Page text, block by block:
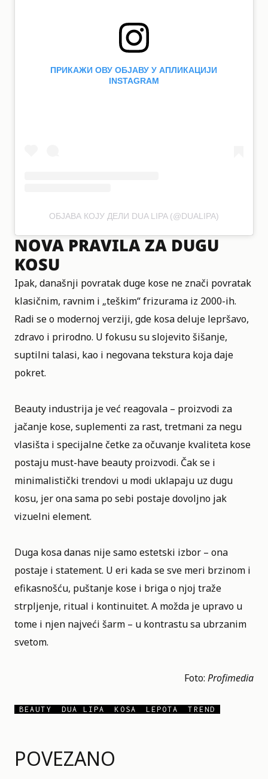
POVEZANO
ПРИКАЖИ ОВУ ОБЈАВУ У АПЛИКАЦИЈИ
INSTAGRAM
ОБЈАВА КОЈУ ДЕЛИ DUA LIPA (@DUALIPA)
NOVA PRAVILA ZA DUGU
KOSU
Ipak, današnji povratak duge kose ne znači povratak
klasičnim, ravnim i „teškim“ frizurama iz 2000-ih.
Radi se o modernoj verziji, gde kosa deluje lepršavo,
zdravo i prirodno. U fokusu su slojevito šišanje,
suptilni talasi, kao i negovana tekstura koja daje
pokret.
Beauty industrija je već reagovala – proizvodi za
jačanje kose, suplementi za rast, tretmani za negu
vlasišta i specijalne četke za očuvanje kvaliteta kose
postaju must-have beauty proizvodi. Čak se i
minimalistički trendovi u modi uklapaju uz dugu
kosu, jer ona sama po sebi postaje dovoljno jak
vizuelni element.
Duga kosa danas nije samo estetski izbor – ona
postaje i statement. U eri kada se sve meri brzinom i
efikasnošću, puštanje kose i briga o njoj traže
strpljenje, ritual i kontinuitet. A možda je upravo u
tome i njen najveći šarm – u kontrastu sa ubrzanim
svetom.
Foto: Profimedia
BEAUTY DUA LIPA KOSA LEPOTA TREND